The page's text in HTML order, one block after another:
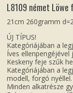
L8109 német Löwe
21cm 260gramm
ÚJ TÍPUS!
Kategóriájában a
Íves
Keskeny feje szűk
Kategóriájában a
modell, forgó nyéllel.
Minden alkatrésze